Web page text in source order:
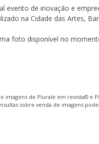
evento de inovação e
na Cidade das Artes,
foto disponível no
imagens de Plurale em revista© e
sobre venda de imagens